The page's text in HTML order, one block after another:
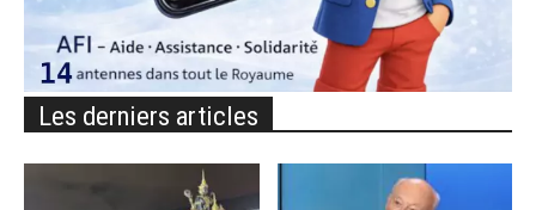
Les derniers articles